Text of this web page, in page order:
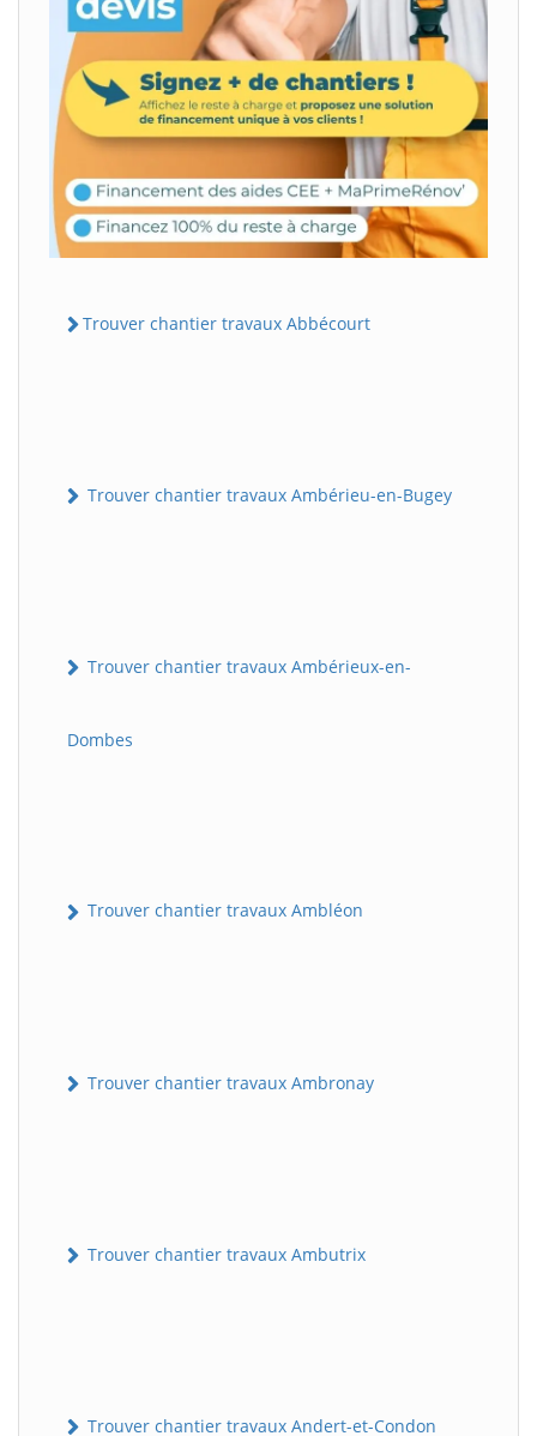
Trouver chantier travaux Abbécourt
Trouver chantier travaux Ambérieu-en-Bugey
Trouver chantier travaux Ambérieux-en-
Dombes
Trouver chantier travaux Ambléon
Trouver chantier travaux Ambronay
Trouver chantier travaux Ambutrix
Trouver chantier travaux Andert-et-Condon